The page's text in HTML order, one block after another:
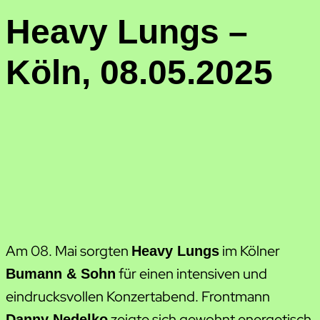
Heavy Lungs –
Köln, 08.05.2025
Am 08. Mai sorgten Heavy Lungs im Kölner
Bumann & Sohn für einen intensiven und
eindrucksvollen Konzertabend. Frontmann